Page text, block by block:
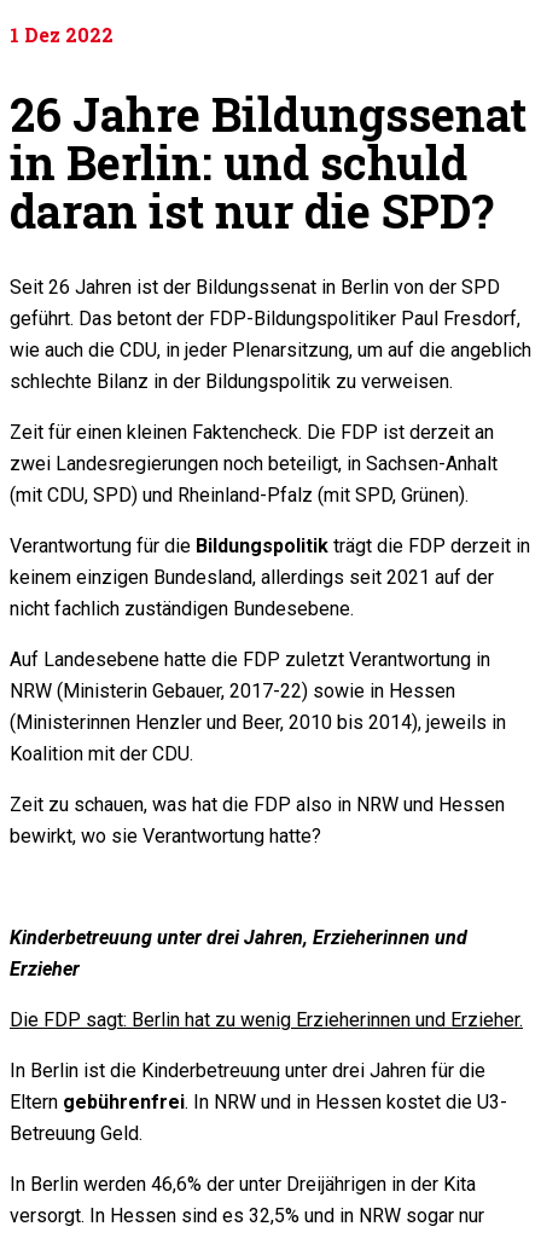
1 Dez 2022
26 Jahre Bildungssenat
in Berlin: und schuld
daran ist nur die SPD?
Seit 26 Jahren ist der Bildungssenat in Berlin von der SPD
geführt. Das betont der FDP-Bildungspolitiker Paul Fresdorf,
wie auch die CDU, in jeder Plenarsitzung, um auf die angeblich
schlechte Bilanz in der Bildungspolitik zu verweisen.
Zeit für einen kleinen Faktencheck. Die FDP ist derzeit an
zwei Landesregierungen noch beteiligt, in Sachsen-Anhalt
(mit CDU, SPD) und Rheinland-Pfalz (mit SPD, Grünen).
Verantwortung für die Bildungspolitik trägt die FDP derzeit in
keinem einzigen Bundesland, allerdings seit 2021 auf der
nicht fachlich zuständigen Bundesebene.
Auf Landesebene hatte die FDP zuletzt Verantwortung in
NRW (Ministerin Gebauer, 2017-22) sowie in Hessen
(Ministerinnen Henzler und Beer, 2010 bis 2014), jeweils in
Koalition mit der CDU.
Zeit zu schauen, was hat die FDP also in NRW und Hessen
bewirkt, wo sie Verantwortung hatte?
Kinderbetreuung unter drei Jahren, Erzieherinnen und
Erzieher
Die FDP sagt: Berlin hat zu wenig Erzieherinnen und Erzieher.
In Berlin ist die Kinderbetreuung unter drei Jahren für die
Eltern gebührenfrei. In NRW und in Hessen kostet die U3-
Betreuung Geld.
In Berlin werden 46,6% der unter Dreijährigen in der Kita
versorgt. In Hessen sind es 32,5% und in NRW sogar nur